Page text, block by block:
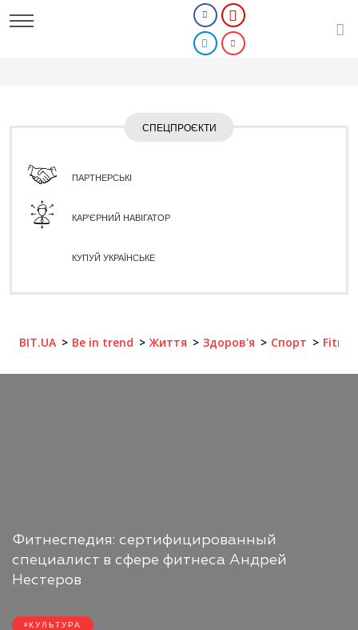
СПЕЦПРОЄКТИ
ПАРТНЕРСЬКІ
КАР'ЄРНИЙ НАВІГАТОР
КУПУЙ УКРАЇНСЬКЕ
BIT.UA Be in trend Життя Здоров'я Спорт
Фитнеспедия: сертифицированный
специалист в сфере фитнеса Андрей
Нестеров
КУЛЬТУРА